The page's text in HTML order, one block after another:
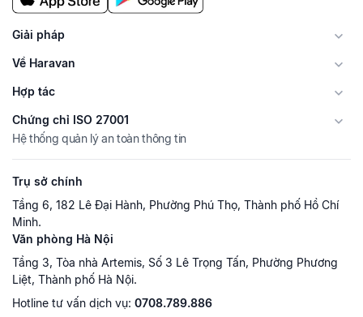
Giải pháp
Về Haravan
Hợp tác
Chứng chỉ ISO 27001
Hệ thống quản lý an toàn thông tin
Trụ sở chính
Tầng 6, 182 Lê Đại Hành, Phường Phú Thọ, Thành phố Hồ Chí
Minh.
Văn phòng Hà Nội
Tầng 3, Tòa nhà Artemis, Số 3 Lê Trọng Tấn, Phường Phương
Liệt, Thành phố Hà Nội.
Hotline tư vấn dịch vụ: 0708.789.886